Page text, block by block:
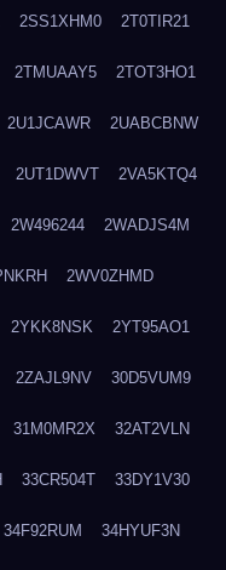
2SS1XHM0 2T0TIR21
2TMUAAY5 2TOT3HO1
2U1JCAWR 2UABCBNW
2UT1DWVT 2VA5KTQ4
2W496244 2WADJS4M
2WV0ZHMD
2YKK8NSK 2YT95AO1
2ZAJL9NV 30D5VUM9
31M0MR2X 32AT2VLN
33CR504T 33DY1V30
34F92RUM 34HYUF3N